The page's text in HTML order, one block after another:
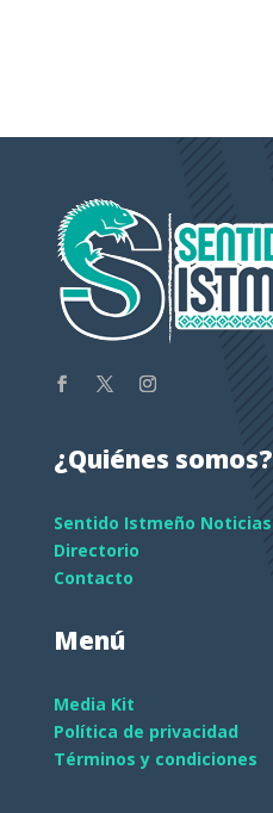
¿Quiénes somos?
Sentido Istmeño Noticias
Directorio
Contacto
Menú
Media Kit
Política de privacidad
Términos y condiciones